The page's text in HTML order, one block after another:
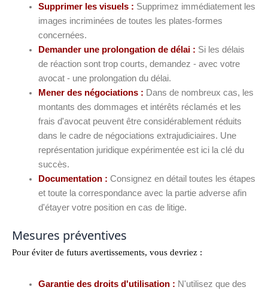
Supprimer les visuels : Supprimez immédiatement les
images incriminées de toutes les plates-formes
concernées.
Demander une prolongation de délai : Si les délais
de réaction sont trop courts, demandez - avec votre
avocat - une prolongation du délai.
Mener des négociations : Dans de nombreux cas, les
montants des dommages et intérêts réclamés et les
frais d'avocat peuvent être considérablement réduits
dans le cadre de négociations extrajudiciaires. Une
représentation juridique expérimentée est ici la clé du
succès.
Documentation : Consignez en détail toutes les étapes
et toute la correspondance avec la partie adverse afin
d'étayer votre position en cas de litige.
Mesures préventives
Pour éviter de futurs avertissements, vous devriez :
Garantie des droits d'utilisation : N'utilisez que des